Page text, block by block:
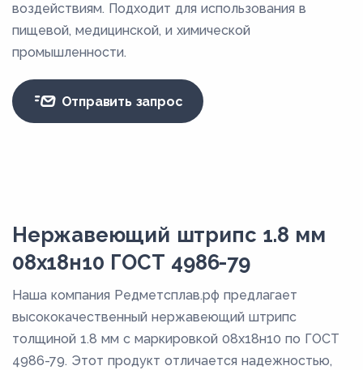
воздействиям. Подходит для использования в
пищевой, медицинской, и химической
промышленности.
Отправить запрос
Нержавеющий штрипс 1.8 мм
08х18н10 ГОСТ 4986-79
Наша компания Редметсплав.рф предлагает
высококачественный нержавеющий штрипс
толщиной 1.8 мм с маркировкой 08х18н10 по ГОСТ
4986-79. Этот продукт отличается надежностью,